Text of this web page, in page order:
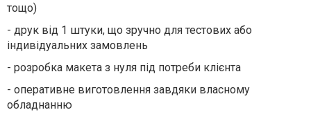
тощо)
- друк від 1 штуки, що зручно для тестових або
індивідуальних замовлень
- розробка макета з нуля під потреби клієнта
- оперативне виготовлення завдяки власному
обладнанню